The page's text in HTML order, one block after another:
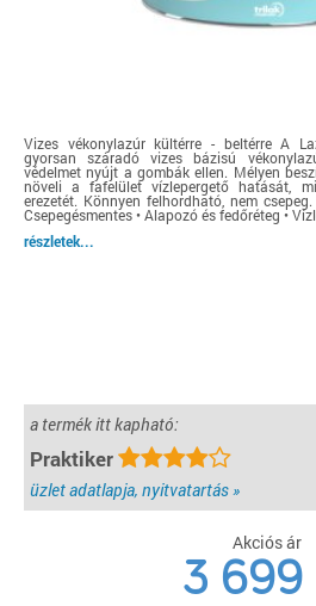
Vizes vékonylazúr kültérre - beltérre A
gyorsan száradó vizes bázisú
védelmet nyújt a gombák ellen. Mélyen
növeli a fafelület vízlepergető hatását,
erezetét. Könnyen felhordható, nem
Csepegésmentes • Alapozó és fedőréteg •
részletek...
a termék itt kapható:
Praktiker
üzlet adatlapja, nyitvatartás »
Akciós ár
3 699